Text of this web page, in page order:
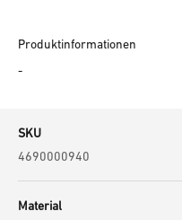
Produktinformationen
-
SKU
4690000940
Material